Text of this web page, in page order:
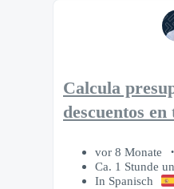
Calcula
descuentos
vor 8 Monate
Ca. 1 Stunde
In Spanisch